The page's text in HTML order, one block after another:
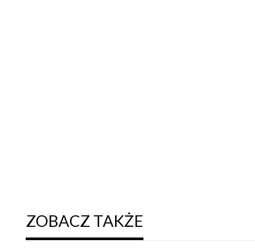
ZOBACZ TAKŻE